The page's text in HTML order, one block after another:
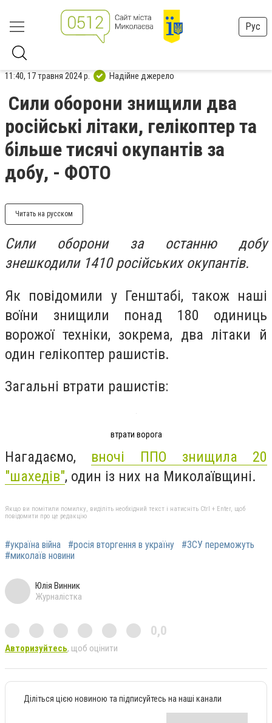
Рус
11:40, 17 травня 2024 р. Надійне джерело
Сили оборони знищили два
російські літаки, гелікоптер та
більше тисячі окупантів за
добу, - ФОТО
Читать на русском
Сили оборони за останню добу
знешкодили 1410 російських окупантів.
Як повідомили у Генштабі, також наші
воїни знищили понад 180 одиниць
ворожої техніки, зокрема, два літаки й
один гелікоптер рашистів.
Загальні втрати рашистів:
втрати ворога
Нагадаємо, вночі ППО знищила 20
"шахедів", один із них на Миколаївщині.
Якщо ви помітили помилку, виділіть необхідний текст і натисніть Ctrl + Enter, щоб
повідомити про це редакцію
#україна війна #росія вторгення в україну
#ЗСУ переможуть
#миколаїв новини
Юлія Винник
Журналістка
0,0
Авторизуйтесь, щоб оцінити
Діліться цією новиною та підписуйтесь на наші канали